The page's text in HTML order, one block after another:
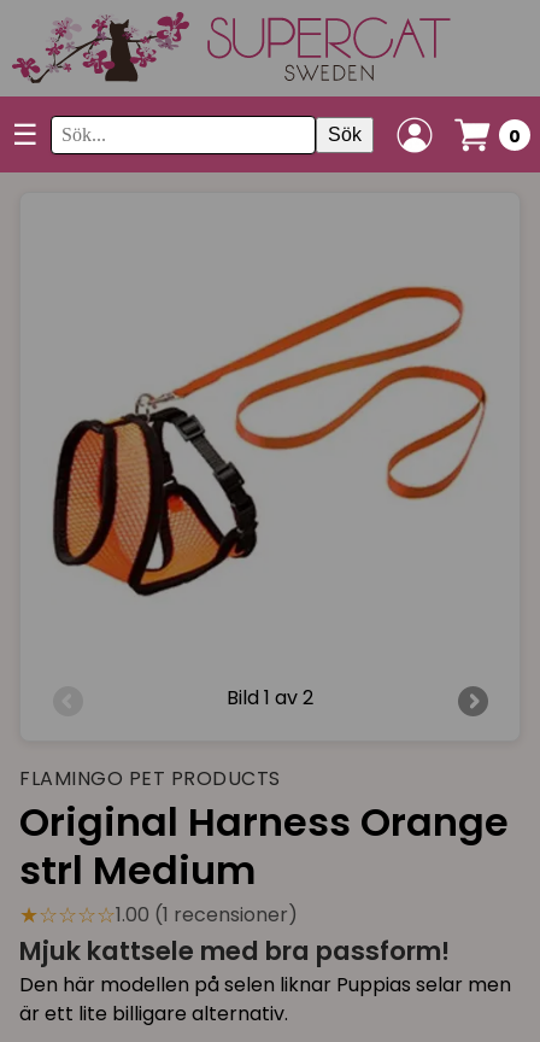
☰ Sök 0
Bild 1 av 2
FLAMINGO PET PRODUCTS
Original Harness Orange
strl Medium
★☆☆☆☆1.00 (1 recensioner)
Mjuk kattsele med bra passform!
Den här modellen på selen liknar Puppias selar men
är ett lite billigare alternativ.